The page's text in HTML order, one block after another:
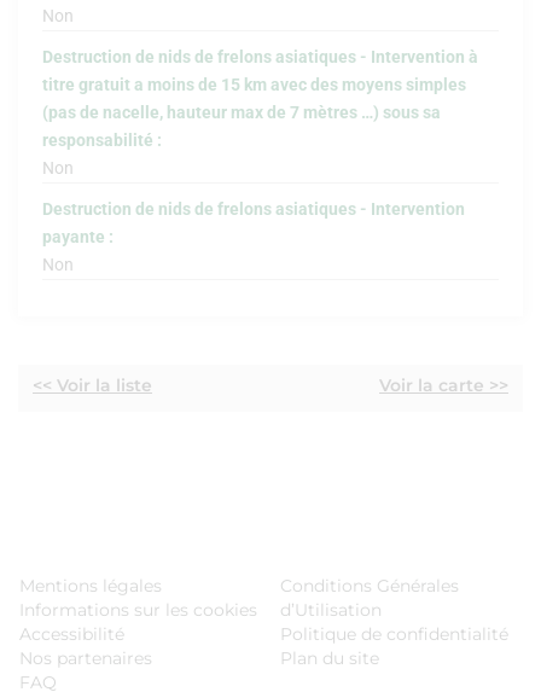
Non
Destruction de nids de frelons asiatiques - Intervention à
titre gratuit a moins de 15 km avec des moyens simples
(pas de nacelle, hauteur max de 7 mètres …) sous sa
responsabilité :
Non
Destruction de nids de frelons asiatiques - Intervention
payante :
Non
<< Voir la liste Voir la carte >>
Mentions légales
Informations sur les cookies
Accessibilité
Nos partenaires
FAQ
Conditions Générales
d’Utilisation
Politique de confidentialité
Plan du site